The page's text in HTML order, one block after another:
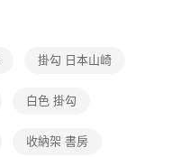
掛勾 日本山崎
白色 掛勾
收納架 書房